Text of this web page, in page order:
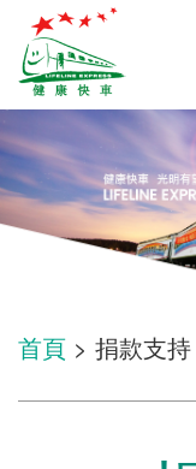
首頁 > 捐款支持